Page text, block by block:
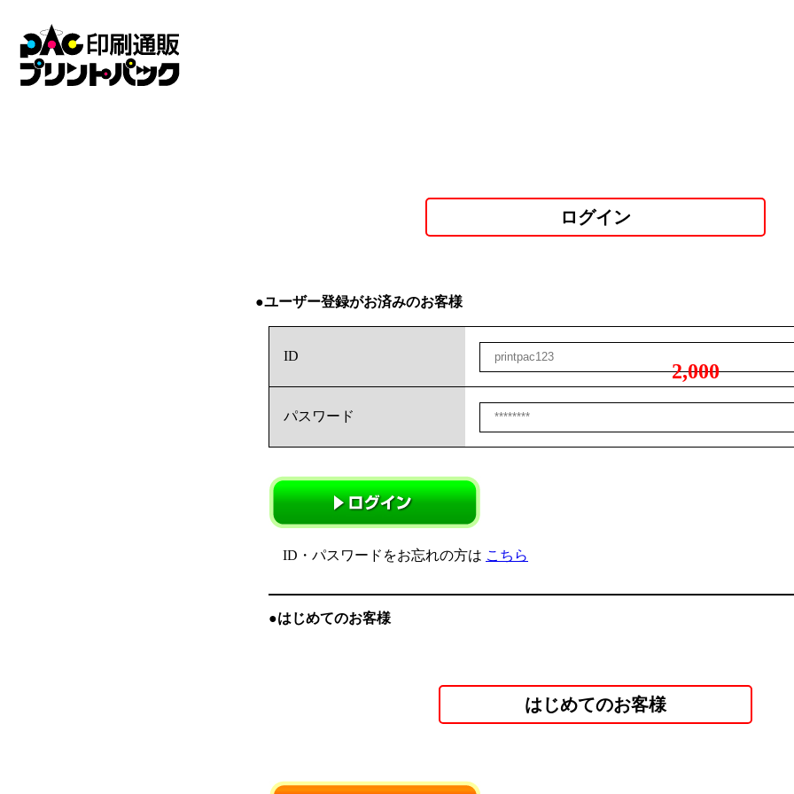
ログイン
●ユーザー登録がお済みのお客様
ID
パスワード
ID・パスワードをお忘れの方は こちら
●はじめてのお客様
はじめてのお客様
2,000